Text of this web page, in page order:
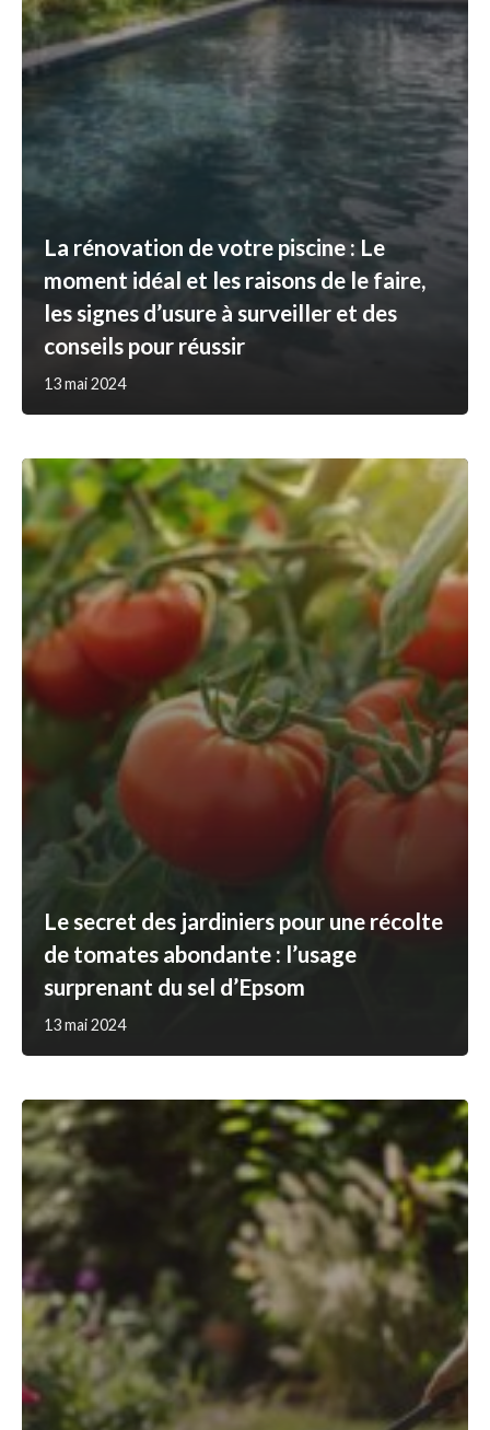
La rénovation de votre piscine : Le
moment idéal et les raisons de le faire,
les signes d’usure à surveiller et des
conseils pour réussir
13 mai 2024
Le secret des jardiniers pour une récolte
de tomates abondante : l’usage
surprenant du sel d’Epsom
13 mai 2024